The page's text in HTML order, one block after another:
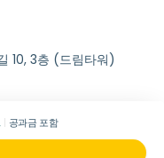
공과금 포함
10, 3층 (드림타워)
reserved.